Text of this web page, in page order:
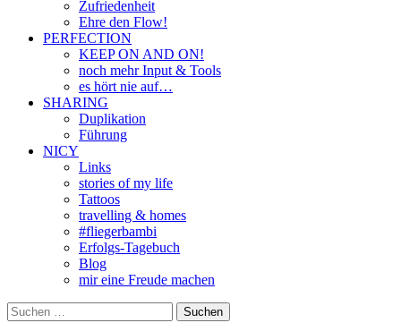
Zufriedenheit
Ehre den Flow!
PERFECTION
KEEP ON AND ON!
noch mehr Input & Tools
es hört nie auf…
SHARING
Duplikation
Führung
NICY
Links
stories of my life
Tattoos
travelling & homes
#fliegerbambi
Erfolgs-Tagebuch
Blog
mir eine Freude machen
Suchen